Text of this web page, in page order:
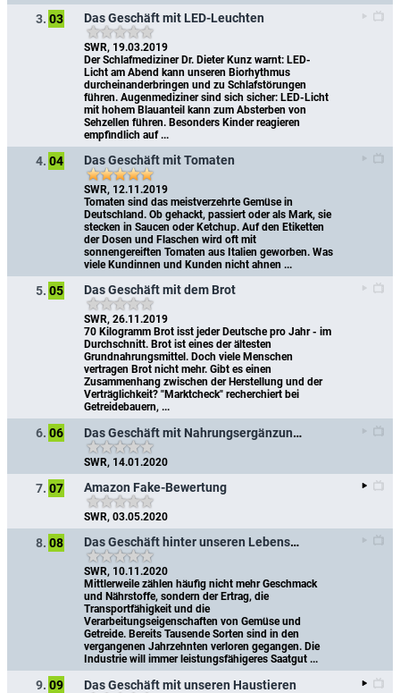
3. 03 Das Geschäft mit LED-Leuchten
SWR, 19.03.2019
Der Schlafmediziner Dr. Dieter Kunz warnt: LED-
Licht am Abend kann unseren Biorhythmus
durcheinanderbringen und zu Schlafstörungen
führen. Augenmediziner sind sich sicher: LED-Licht
mit hohem Blauanteil kann zum Absterben von
Sehzellen führen. Besonders Kinder reagieren
empfindlich auf ...
4. 04 Das Geschäft mit Tomaten
SWR, 12.11.2019
Tomaten sind das meistverzehrte Gemüse in
Deutschland. Ob gehackt, passiert oder als Mark, sie
stecken in Saucen oder Ketchup. Auf den Etiketten
der Dosen und Flaschen wird oft mit
sonnengereiften Tomaten aus Italien geworben. Was
viele Kundinnen und Kunden nicht ahnen ...
5. 05 Das Geschäft mit dem Brot
SWR, 26.11.2019
70 Kilogramm Brot isst jeder Deutsche pro Jahr - im
Durchschnitt. Brot ist eines der ältesten
Grundnahrungsmittel. Doch viele Menschen
vertragen Brot nicht mehr. Gibt es einen
Zusammenhang zwischen der Herstellung und der
Verträglichkeit? "Marktcheck" recherchiert bei
Getreidebauern, ...
6. 06 Das Geschäft mit Nahrungsergänzungsmitteln
SWR, 14.01.2020
7. 07 Amazon Fake-Bewertung
SWR, 03.05.2020
8. 08 Das Geschäft hinter unseren Lebensmitteln
SWR, 10.11.2020
Mittlerweile zählen häufig nicht mehr Geschmack
und Nährstoffe, sondern der Ertrag, die
Transportfähigkeit und die
Verarbeitungseigenschaften von Gemüse und
Getreide. Bereits Tausende Sorten sind in den
vergangenen Jahrzehnten verloren gegangen. Die
Industrie will immer leistungsfähigeres Saatgut ...
9. 09 Das Geschäft mit unseren Haustieren